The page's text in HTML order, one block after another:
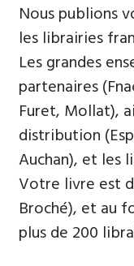
Nous publions
les librairies
Les grandes
partenaires
Furet, Mollat),
distribution
Auchan), et les
Votre livre est
Broché), et au
plus de 200